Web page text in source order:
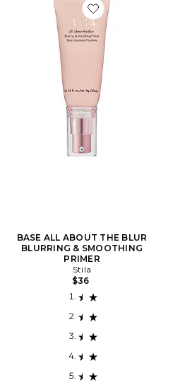
Favorite BASE ALL
BASE ALL ABOUT THE BLUR
BLURRING & SMOOTHING
PRIMER
Stila
$36